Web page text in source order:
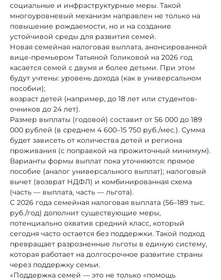
социальные и инфраструктурные меры. Такой
многоуровневый механизм направлен не только на
повышение рождаемости, но и на создание
устойчивой среды для развития семей.
Новая семейная налоговая выплата, анонсированной
вице-премьером Татьяной Голиковой на 2026 год
касается семей с двумя и более детьми. При этом
будут учтены: уровень дохода (как в универсальном
пособии);
возраст детей (например, до 18 лет или студентов-
очников до 24 лет).
Размер выплаты (годовой) составит от 56 000 до 189
000 рублей (в среднем 4 600–15 750 руб./мес.). Сумма
будет зависеть от количества детей и региона
проживания (с поправкой на прожиточный минимум).
Варианты формы выплат пока уточняются: прямое
пособие (аналог универсального выплат); налоговый
вычет (возврат НДФЛ) и комбинированная схема
(часть — выплата, часть — льгота).
С 2026 года семейная налоговая выплата (56–189 тыс.
руб./год) дополнит существующие меры,
потенциально охватив средний класс, который
сегодня часто остается без поддержки. Такой подход
превращает разрозненные льготы в единую систему,
которая работает на долгосрочное развитие страны
через поддержку семьи.
«Поддержка семей — это не только «помощь